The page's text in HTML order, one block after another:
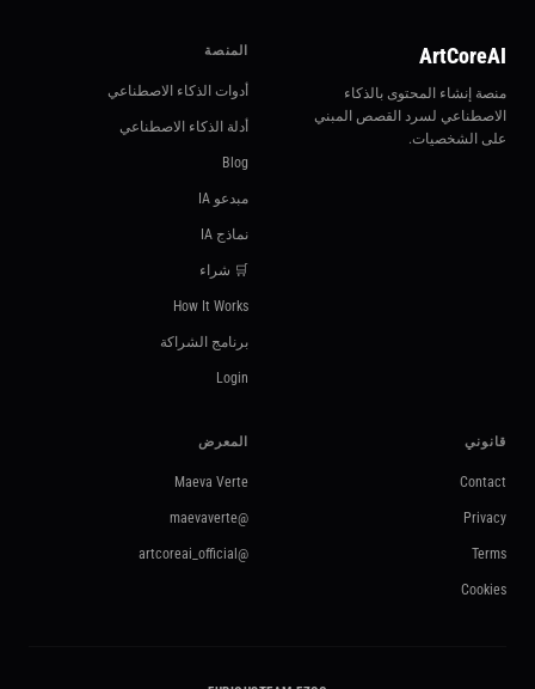
ArtCoreAI
منصة إنشاء المحتوى بالذكاء
الاصطناعي لسرد القصص المبني
على الشخصيات.
المنصة
أدوات الذكاء الاصطناعي
أدلة الذكاء الاصطناعي
Blog
مبدعو IA
نماذج IA
🛒 شراء
How It Works
برنامج الشراكة
Login
قانوني
Contact
Privacy
Terms
Cookies
المعرض
Maeva Verte
@maevaverte
@artcoreai_official